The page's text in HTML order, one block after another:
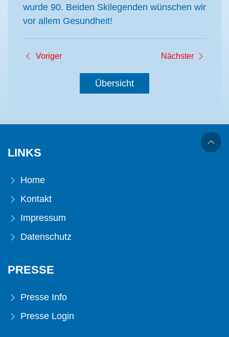
wurde 90. Beiden Skilegenden wünschen wir
vor allem Gesundheit!
Voriger Nächster
Übersicht
LINKS
Home
Kontakt
Impressum
Datenschutz
PRESSE
Presse Info
Presse Login